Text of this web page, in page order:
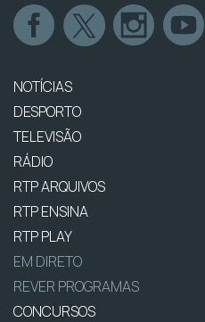
NOTÍCIAS
DESPORTO
TELEVISÃO
RÁDIO
RTP ARQUIVOS
RTP ENSINA
RTP PLAY
EM DIRETO
REVER PROGRAMAS
CONCURSOS